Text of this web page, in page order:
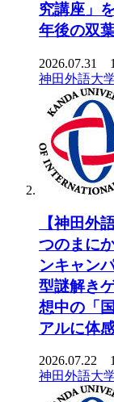
究講座」
年後の双
2026.07.31
神田外語大
【神田外
つのまに
ンキャン
型謎解き
想中の「
アルに体
2026.07.22
神田外語大